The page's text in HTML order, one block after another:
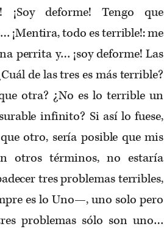
deforme! Tengo que
¡Mentira, todo es terrible!: me
perrita y… ¡soydeforme! Las
de las tres es más terrible?
otra? ¿No es lo terrible un
infinito? Si así lo fuese,
otro, sería posible que mis
otros términos, no estaría
tres problemas terribles,
es lo Uno—, uno solo pero
problemas sólo son uno…